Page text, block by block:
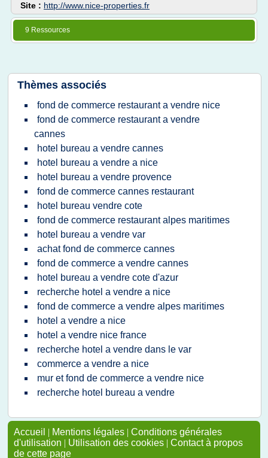
Site : http://www.nice-properties.fr
9 Ressources
Thèmes associés
fond de commerce restaurant a vendre nice
fond de commerce restaurant a vendre
cannes
hotel bureau a vendre cannes
hotel bureau a vendre a nice
hotel bureau a vendre provence
fond de commerce cannes restaurant
hotel bureau vendre cote
fond de commerce restaurant alpes maritimes
hotel bureau a vendre var
achat fond de commerce cannes
fond de commerce a vendre cannes
hotel bureau a vendre cote d'azur
recherche hotel a vendre a nice
fond de commerce a vendre alpes maritimes
hotel a vendre a nice
hotel a vendre nice france
recherche hotel a vendre dans le var
commerce a vendre a nice
mur et fond de commerce a vendre nice
recherche hotel bureau a vendre
Accueil | Mentions légales | Conditions générales
d'utilisation | Utilisation des cookies | Contact à propos
de cette page